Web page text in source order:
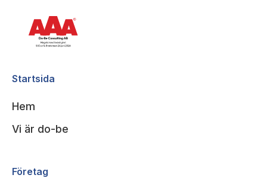
Startsida
Hem
Vi är do-be
Företag